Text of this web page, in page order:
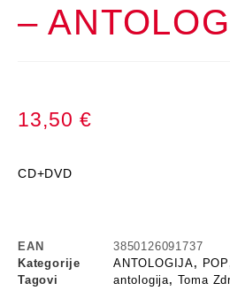
–
13,50 €
CD+DVD
EAN
3850126091737
Kategorije
ANTOLOGIJA, POP
Tagovi
antologija, Toma